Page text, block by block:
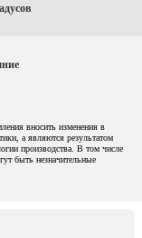
вносить изменения в
а являются результатом
производства. В том числе
быть незначительные